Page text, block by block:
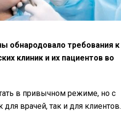
обнародовало требования к
клиник и их пациентов во
в привычном режиме, но с
врачей, так и для клиентов.